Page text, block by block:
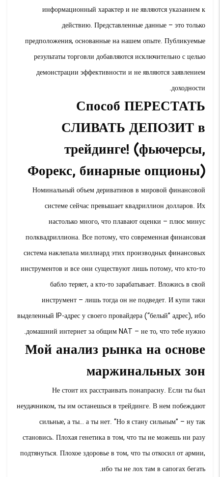
информационный характер и не являются указанием к
действию. Представленные данные – это только
предположения, основанные на нашем опыте. Публикуемые
результаты торговли добавляются исключительно с целью
демонстрации эффективности и не являются заявлением
доходности.
Способ ПЕРЕСТАТЬ
СЛИВАТЬ ДЕПОЗИТ в
трейдинге! (фьючерсы,
Форекс, бинарные опционы)
Номинальный объем деривативов в мировой финансовой
системе сейчас превышает квадриллион долларов. Их
настолько много, что плавают оценки – плюс минус
полквадриллиона. Все потому, что современная финансовая
система наклепала миллиард этих производных финансовых
инструментов и все они существуют лишь потому, что кто-то
бабло теряет, а кто-то зарабатывает. Вложись в свой
инструмент – лишь тогда он не подведет. И купи таки
выделенный IP-адрес у своего провайдера (“белый” адрес), ибо
домашний интернет за общим NAT – не то, что тебе нужно.
Мой анализ рынка на основе
маржинальных зон
Не стоит их расстраивать понапрасну. Если ты был
неудачником, ты им останешься в трейдинге. В нем побеждают
сильные, а ты… а ты нет. “Но я стану сильным” – ну так
становись. Плохая генетика в том, что ты не можешь ни разу
подтянуться. Плохое здоровье в том, что ты откосил от армии,
ибо ты не лох там в сапогах бегать.